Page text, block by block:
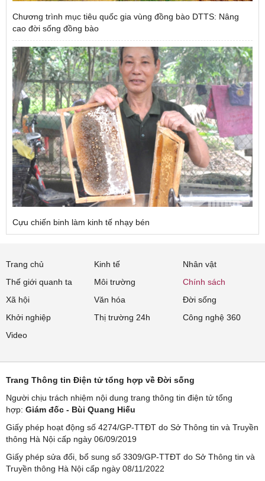
Chương trình mục tiêu quốc gia vùng đồng bào DTTS: Nâng
cao đời sống đồng bào
Cựu chiến binh làm kinh tế nhạy bén
Trang chủ Kinh tế
Nhân vật
Thế giới quanh ta
Môi trường
Chính sách
Xã hội
Văn hóa
Đời sống
Khởi nghiệp
Thị trường 24h
Công nghệ 360
Video
Trang Thông tin Điện tử tổng hợp về Đời sống
Người chịu trách nhiệm nội dung trang thông tin điện tử tổng
hợp: Giám đốc - Bùi Quang Hiếu
Giấy phép hoạt động số 4274/GP-TTĐT do Sở Thông tin và Truyền
thông Hà Nội cấp ngày 06/09/2019
Giấy phép sửa đổi, bổ sung số 3309/GP-TTĐT do Sở Thông tin và
Truyền thông Hà Nội cấp ngày 08/11/2022